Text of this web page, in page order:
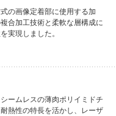
の画像定着部に使用する加
合加工技術と柔軟な層構成に
実現しました。
ームレスの薄肉ポリイミドチ
熱性の特長を活かし、レーザ